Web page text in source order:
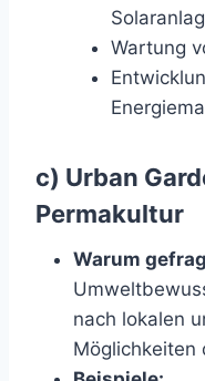
Wartung
c) Urban
Permakultur
Warum
nach lokalen
Möglichkeiten